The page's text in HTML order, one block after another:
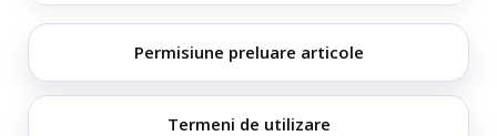
Permisiune preluare articole
Termeni de utilizare